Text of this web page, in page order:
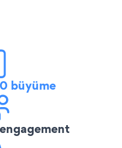
büyüme